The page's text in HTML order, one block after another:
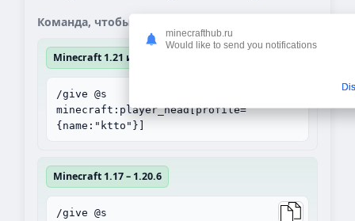
Команда, чтобы получить блок:
Minecraft 1.21 и выше
/give @s
minecraft:player_head[profile=
{name:"ktto"}]
Minecraft 1.17 – 1.20.6
/give @s
minecrafthub.ru
Would like to send you notifications